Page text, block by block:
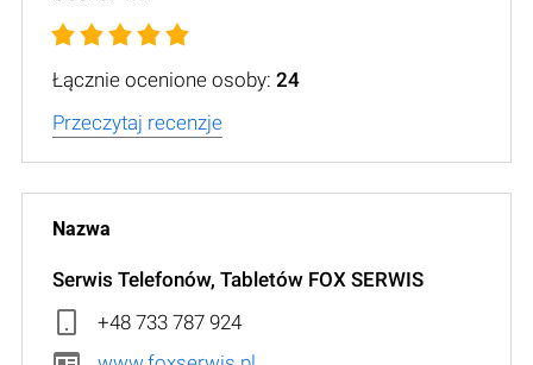
Łącznie ocenione osoby: 24
Przeczytaj recenzje
Serwis Telefonów, Tabletów FOX SERWIS
+48 733 787 924